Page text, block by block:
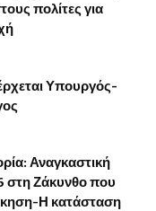
πολίτες για
Υπουργός-
Αναγκαστική
στη Ζάκυνθο που
Η κατάσταση